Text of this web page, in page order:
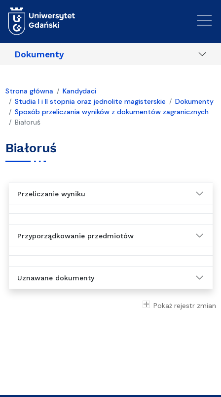
Dokumenty
Strona główna
Kandydaci
Studia I i II stopnia oraz jednolite magisterskie
Dokumenty
Sposób przeliczania wyników z dokumentów zagranicznych
Białoruś
Białoruś
Przeliczanie wyniku
Przyporządkowanie przedmiotów
Uznawane dokumenty
Pokaż rejestr zmian